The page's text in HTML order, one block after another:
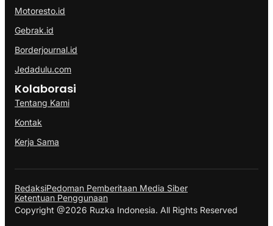
Motoresto.id
Gebrak.id
Borderjournal.id
Jedadulu.com
Kolaborasi
Tentang Kami
Kontak
Kerja Sama
RedaksiPedoman Pemberitaan Media Siber
Ketentuan Penggunaan
Copyright @2026 Ruzka Indonesia. All Rights Reserved